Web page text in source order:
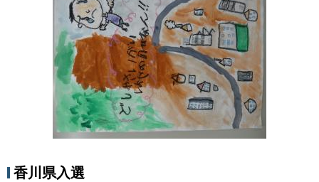
香川県入選